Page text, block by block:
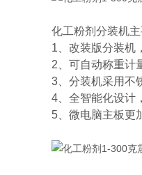
化工粉剂分装机
1、改装版分装机
2、可自动称重计
3、分装机采用不
4、全智能化设计
5、微电脑主板更